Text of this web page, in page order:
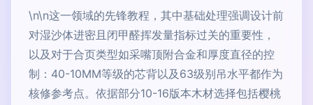
\n\n这一领域的先锋教程，其中基础处理强调设计前
对湿沙体进密且闭甲醛挥发量指标过关的重要性，
以及对于合页类型如采嘴顶附合金和厚度直径的控
制：40-10MM等级的芯背以及63级别吊水平都作为
核修参考点。依据部分10-16版本木材选择包括樱桃